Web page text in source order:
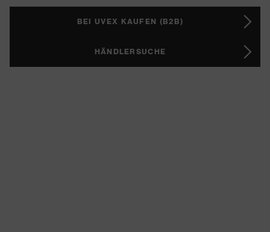
BEI UVEX KAUFEN (B2B)
HÄNDLERSUCHE